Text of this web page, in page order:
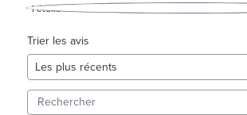
1étoile
Trier les avis